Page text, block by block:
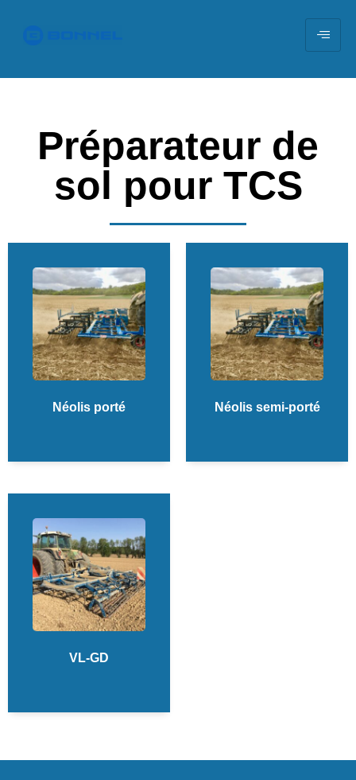
Préparateur de
sol pour TCS
Néolis porté Néolis semi-porté
VL-GD